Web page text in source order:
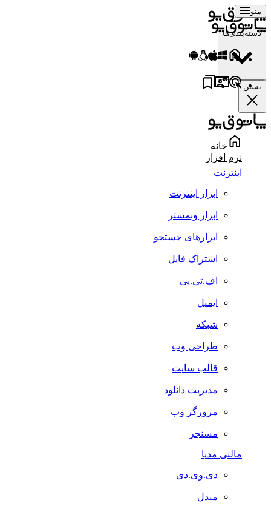
منو
دسته‌بندی‌ها
بستن
خانه
نرم افزار
اینترنت
ابزار اینترنت
ابزار وبمستر
ابزارهای جستجو
اشتراک فایل
اف.تی.پی
ایمیل
شبکه
طراحی وب
قالب سایت
مدیریت دانلود
مرورگر وب
مسنجر
مالتی مدیا
دی.وی.دی
مبدل